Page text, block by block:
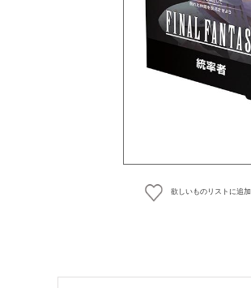
欲しいものリストに追加